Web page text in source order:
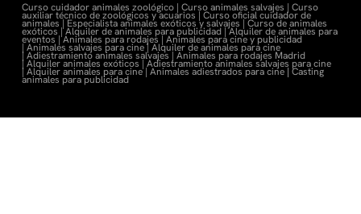
Curso cuidador animales zoológico | Curso animales salvajes | Curso
auxiliar técnico de zoológicos y acuarios | Curso oficial cuidador de
animales | Especialista animales exóticos y salvajes | Curso de animales
exóticos |Alquiler de animales para publicidad |Alquiler de animales para
eventos |Animales para rodajes | Animales para cine y publicidad
| Animales salvajes para cine | Alquiler de animales para cine
| Adiestramiento animales salvajes | Animales para rodajes Madrid
| Alquiler animales exóticos | Adiestramiento animales salvajes para cine
| Alquiler animales para cine | Animales adiestrados para cine| Casting
animales para publicidad